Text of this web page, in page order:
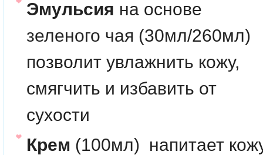
Эмульсия на основе
зеленого чая (30мл/260мл)
позволит увлажнить кожу,
смягчить и избавить от
сухости
Крем (100мл) напитает